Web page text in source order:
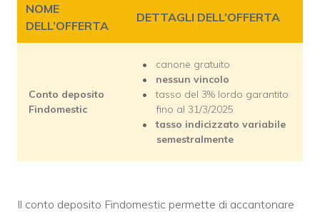
NOME
DELL’OFFERTA
DETTAGLI DELL’OFFERTA
Conto deposito
Findomestic
canone gratuito
nessun vincolo
tasso del 3% lordo garantito
fino al 31/3/2025
tasso indicizzato variabile
semestralmente
Il conto deposito Findomestic permette di accantonare